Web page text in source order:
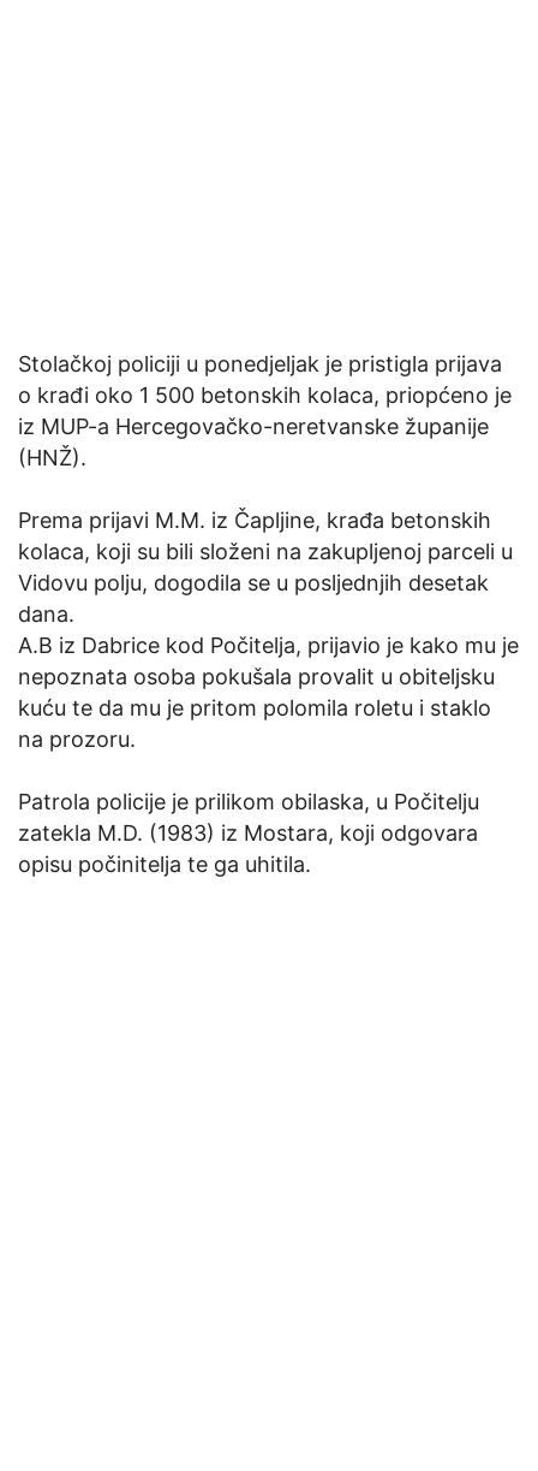
Stolačkoj policiji u ponedjeljak je pristigla prijava
o krađi oko 1 500 betonskih kolaca, priopćeno je
iz MUP-a Hercegovačko-neretvanske županije
(HNŽ).
Prema prijavi M.M. iz Čapljine, krađa betonskih
kolaca, koji su bili složeni na zakupljenoj parceli u
Vidovu polju, dogodila se u posljednjih desetak
dana.
A.B iz Dabrice kod Počitelja, prijavio je kako mu je
nepoznata osoba pokušala provalit u obiteljsku
kuću te da mu je pritom polomila roletu i staklo
na prozoru.
Patrola policije je prilikom obilaska, u Počitelju
zatekla M.D. (1983) iz Mostara, koji odgovara
opisu počinitelja te ga uhitila.